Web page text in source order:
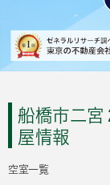
船橋市二宮
屋情報
空室一覧